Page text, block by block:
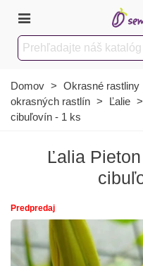
Domov > Okrasné rastliny
okrasných rastlín > Ľalie >
cibuľovín - 1 ks
Ľalia
Predpredaj